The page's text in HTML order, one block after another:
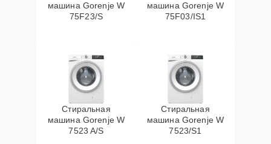
машина Gorenje W
75F23/S
машина Gorenje W
75F03/IS1
Стиральная
машина Gorenje W
7523 A/S
Стиральная
машина Gorenje W
7523/S1